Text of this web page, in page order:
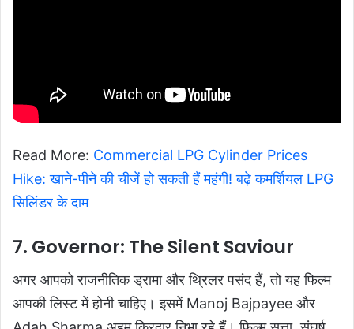
Read More: Commercial LPG Cylinder Prices
Hike: खाने-पीने की चीजें हो सकती हैं महंगी! बढ़े कमर्शियल LPG
सिलिंडर के दाम
7. Governor: The Silent Saviour
अगर आपको राजनीतिक ड्रामा और थ्रिलर पसंद हैं, तो यह फिल्म
आपकी लिस्ट में होनी चाहिए। इसमें Manoj Bajpayee और